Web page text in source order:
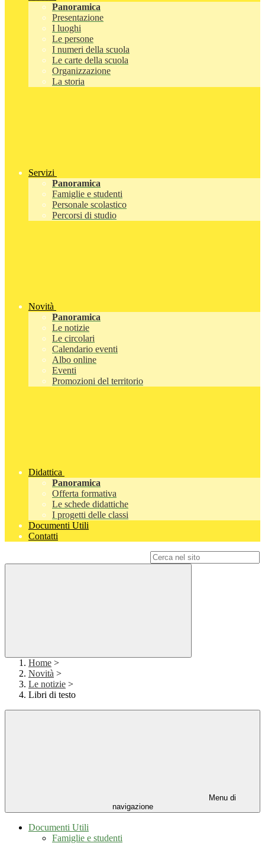
Panoramica
Presentazione
I luoghi
Le persone
I numeri della scuola
Le carte della scuola
Organizzazione
La storia
Servizi
Panoramica
Famiglie e studenti
Personale scolastico
Percorsi di studio
Novità
Panoramica
Le notizie
Le circolari
Calendario eventi
Albo online
Eventi
Promozioni del territorio
Didattica
Panoramica
Offerta formativa
Le schede didattiche
I progetti delle classi
Documenti Utili
Contatti
Home >
Novità >
Le notizie >
Libri di testo
Menu di
navigazione
Documenti Utili
Famiglie e studenti